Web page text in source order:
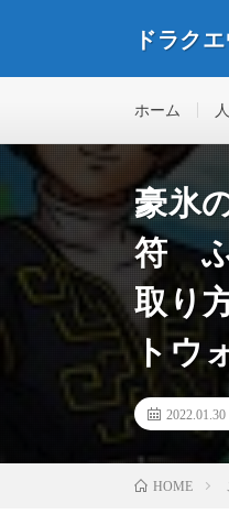
ドラク
ホーム
豪氷
符
取り
トウ
2022.01.30
HOME